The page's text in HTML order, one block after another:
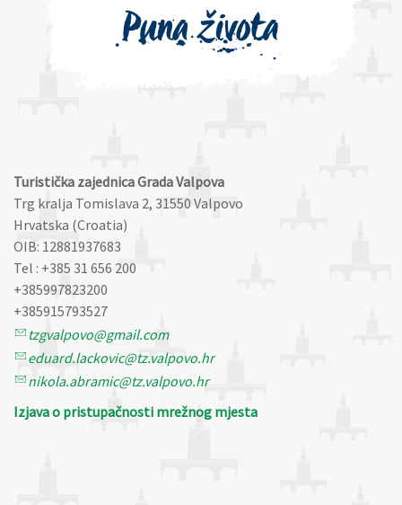
Turistička zajednica Grada Valpova
Trg kralja Tomislava 2, 31550 Valpovo
Hrvatska (Croatia)
OIB: 12881937683
Tel : +385 31 656 200
+385997823200
+385915793527
tzgvalpovo@gmail.com
eduard.lackovic@tz.valpovo.hr
nikola.abramic@tz.valpovo.hr
Izjava o pristupačnosti mrežnog mjesta